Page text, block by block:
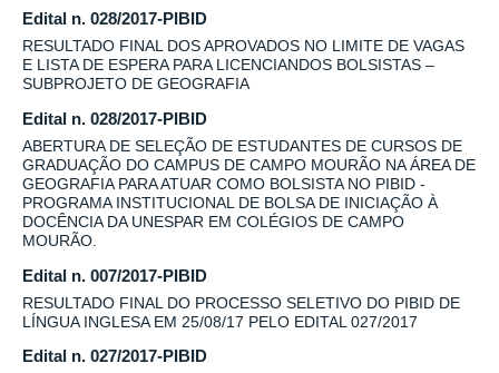
Edital n. 028/2017-PIBID
RESULTADO FINAL DOS APROVADOS NO LIMITE DE VAGAS
E LISTA DE ESPERA PARA LICENCIANDOS BOLSISTAS –
SUBPROJETO DE GEOGRAFIA
Edital n. 028/2017-PIBID
ABERTURA DE SELEÇÃO DE ESTUDANTES DE CURSOS DE
GRADUAÇÃO DO CAMPUS DE CAMPO MOURÃO NA ÁREA DE
GEOGRAFIA PARA ATUAR COMO BOLSISTA NO PIBID -
PROGRAMA INSTITUCIONAL DE BOLSA DE INICIAÇÃO À
DOCÊNCIA DA UNESPAR EM COLÉGIOS DE CAMPO
MOURÃO.
Edital n. 007/2017-PIBID
RESULTADO FINAL DO PROCESSO SELETIVO DO PIBID DE
LÍNGUA INGLESA EM 25/08/17 PELO EDITAL 027/2017
Edital n. 027/2017-PIBID